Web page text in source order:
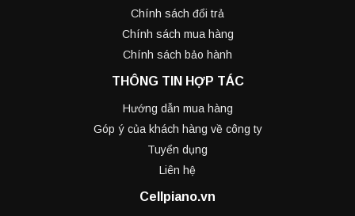
Chính sách đổi trả
Chính sách mua hàng
Chính sách bảo hành
THÔNG TIN HỢP TÁC
Hướng dẫn mua hàng
Góp ý của khách hàng về công ty
Tuyển dụng
Liên hệ
Cellpiano.vn